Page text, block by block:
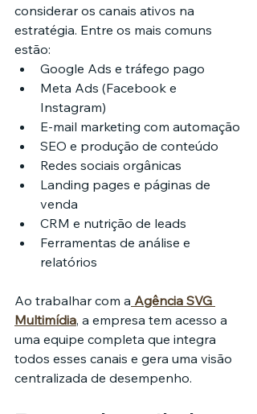
considerar os canais ativos na
estratégia. Entre os mais comuns
estão:
Google Ads e tráfego pago
Meta Ads (Facebook e
Instagram)
E-mail marketing com automação
SEO e produção de conteúdo
Redes sociais orgânicas
Landing pages e páginas de
venda
CRM e nutrição de leads
Ferramentas de análise e
relatórios
Ao trabalhar com a Agência SVG
Multimídia, a empresa tem acesso a
uma equipe completa que integra
todos esses canais e gera uma visão
centralizada de desempenho.